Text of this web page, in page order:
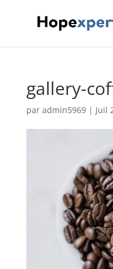
gallery-
par admin5969| Juil